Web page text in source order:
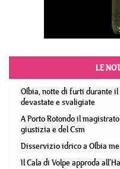
LE
Olbia, notte di furti durante
devastate e svaligiate
A Porto Rotondo il
giustizia e del Csm
Disservizio idrico a Olbia
Il Cala di Volpe approda